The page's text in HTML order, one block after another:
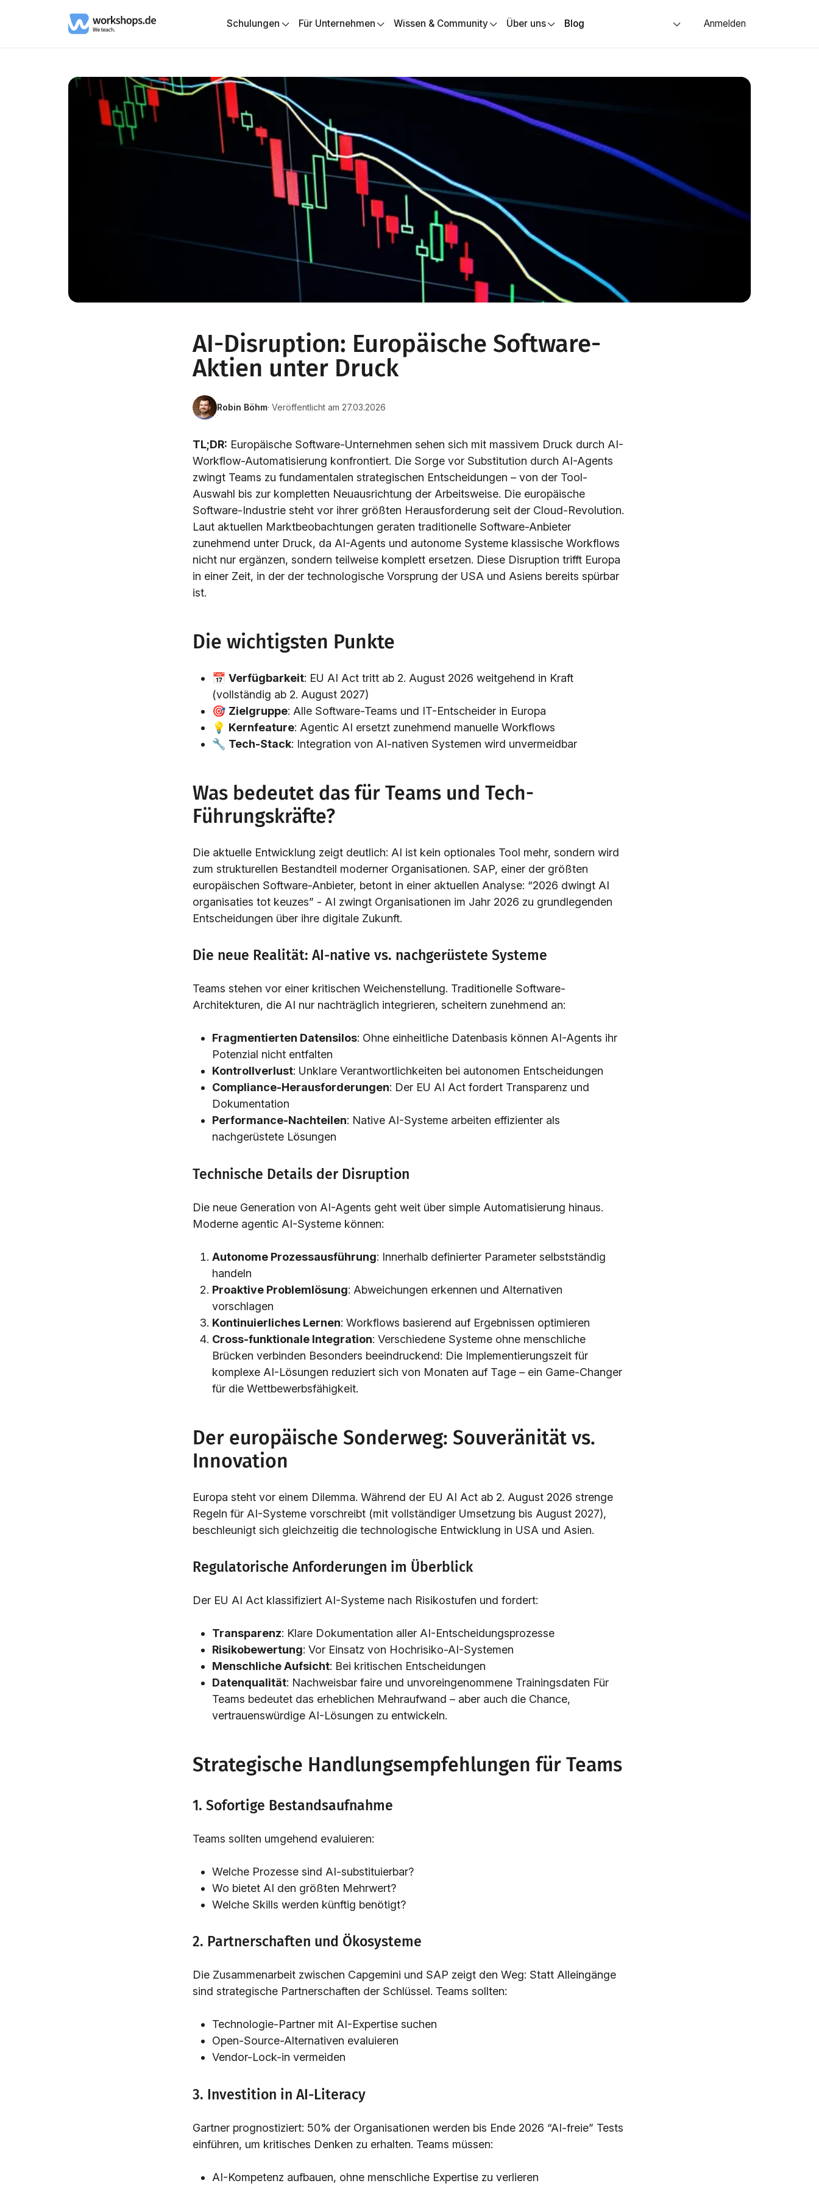
Schulungen Für Unternehmen Wissen & Community Über uns Blog Anmelden
AI-Disruption: Europäische Software-
Aktien unter Druck
Robin Böhm· Veröffentlicht am 27.03.2026
TL;DR: Europäische Software-Unternehmen sehen sich mit massivem Druck durch AI-
Workflow-Automatisierung konfrontiert. Die Sorge vor Substitution durch AI-Agents
zwingt Teams zu fundamentalen strategischen Entscheidungen – von der Tool-
Auswahl bis zur kompletten Neuausrichtung der Arbeitsweise. Die europäische
Software-Industrie steht vor ihrer größten Herausforderung seit der Cloud-Revolution.
Laut aktuellen Marktbeobachtungen geraten traditionelle Software-Anbieter
zunehmend unter Druck, da AI-Agents und autonome Systeme klassische Workflows
nicht nur ergänzen, sondern teilweise komplett ersetzen. Diese Disruption trifft Europa
in einer Zeit, in der der technologische Vorsprung der USA und Asiens bereits spürbar
ist.
Die wichtigsten Punkte
📅 Verfügbarkeit: EU AI Act tritt ab 2. August 2026 weitgehend in Kraft
(vollständig ab 2. August 2027)
🎯 Zielgruppe: Alle Software-Teams und IT-Entscheider in Europa
💡 Kernfeature: Agentic AI ersetzt zunehmend manuelle Workflows
🔧 Tech-Stack: Integration von AI-nativen Systemen wird unvermeidbar
Was bedeutet das für Teams und Tech-
Führungskräfte?
Die aktuelle Entwicklung zeigt deutlich: AI ist kein optionales Tool mehr, sondern wird
zum strukturellen Bestandteil moderner Organisationen. SAP, einer der größten
europäischen Software-Anbieter, betont in einer aktuellen Analyse: “2026 dwingt AI
organisaties tot keuzes” - AI zwingt Organisationen im Jahr 2026 zu grundlegenden
Entscheidungen über ihre digitale Zukunft.
Die neue Realität: AI-native vs. nachgerüstete Systeme
Teams stehen vor einer kritischen Weichenstellung. Traditionelle Software-
Architekturen, die AI nur nachträglich integrieren, scheitern zunehmend an:
Fragmentierten Datensilos: Ohne einheitliche Datenbasis können AI-Agents ihr
Potenzial nicht entfalten
Kontrollverlust: Unklare Verantwortlichkeiten bei autonomen Entscheidungen
Compliance-Herausforderungen: Der EU AI Act fordert Transparenz und
Dokumentation
Performance-Nachteilen: Native AI-Systeme arbeiten effizienter als
nachgerüstete Lösungen
Technische Details der Disruption
Die neue Generation von AI-Agents geht weit über simple Automatisierung hinaus.
Moderne agentic AI-Systeme können:
Autonome Prozessausführung: Innerhalb definierter Parameter selbstständig
handeln
Proaktive Problemlösung: Abweichungen erkennen und Alternativen
vorschlagen
Kontinuierliches Lernen: Workflows basierend auf Ergebnissen optimieren
Cross-funktionale Integration: Verschiedene Systeme ohne menschliche
Brücken verbinden Besonders beeindruckend: Die Implementierungszeit für
komplexe AI-Lösungen reduziert sich von Monaten auf Tage – ein Game-Changer
für die Wettbewerbsfähigkeit.
Der europäische Sonderweg: Souveränität vs.
Innovation
Europa steht vor einem Dilemma. Während der EU AI Act ab 2. August 2026 strenge
Regeln für AI-Systeme vorschreibt (mit vollständiger Umsetzung bis August 2027),
beschleunigt sich gleichzeitig die technologische Entwicklung in USA und Asien.
Regulatorische Anforderungen im Überblick
Der EU AI Act klassifiziert AI-Systeme nach Risikostufen und fordert:
Transparenz: Klare Dokumentation aller AI-Entscheidungsprozesse
Risikobewertung: Vor Einsatz von Hochrisiko-AI-Systemen
Menschliche Aufsicht: Bei kritischen Entscheidungen
Datenqualität: Nachweisbar faire und unvoreingenommene Trainingsdaten Für
Teams bedeutet das erheblichen Mehraufwand – aber auch die Chance,
vertrauenswürdige AI-Lösungen zu entwickeln.
Strategische Handlungsempfehlungen für Teams
1. Sofortige Bestandsaufnahme
Teams sollten umgehend evaluieren:
Welche Prozesse sind AI-substituierbar?
Wo bietet AI den größten Mehrwert?
Welche Skills werden künftig benötigt?
2. Partnerschaften und Ökosysteme
Die Zusammenarbeit zwischen Capgemini und SAP zeigt den Weg: Statt Alleingänge
sind strategische Partnerschaften der Schlüssel. Teams sollten:
Technologie-Partner mit AI-Expertise suchen
Open-Source-Alternativen evaluieren
Vendor-Lock-in vermeiden
3. Investition in AI-Literacy
Gartner prognostiziert: 50% der Organisationen werden bis Ende 2026 “AI-freie” Tests
einführen, um kritisches Denken zu erhalten. Teams müssen:
AI-Kompetenz aufbauen, ohne menschliche Expertise zu verlieren